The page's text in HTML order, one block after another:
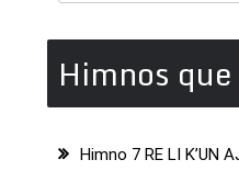
Himnos
Himno 7 RE LI K’UN